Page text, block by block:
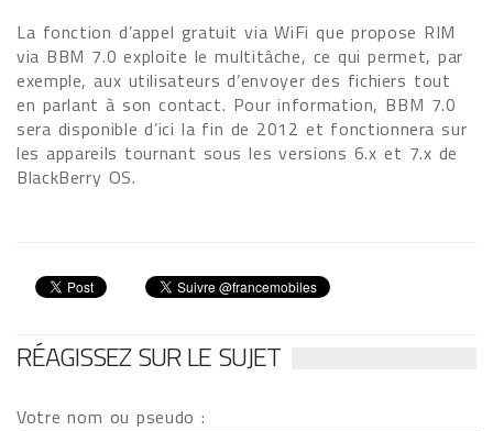
La fonction d’appel gratuit via WiFi que propose RIM
via BBM 7.0 exploite le multitâche, ce qui permet, par
exemple, aux utilisateurs d’envoyer des fichiers tout
en parlant à son contact. Pour information, BBM 7.0
sera disponible d’ici la fin de 2012 et fonctionnera sur
les appareils tournant sous les versions 6.x et 7.x de
BlackBerry OS.
RÉAGISSEZ SUR LE SUJET
Votre nom ou pseudo :